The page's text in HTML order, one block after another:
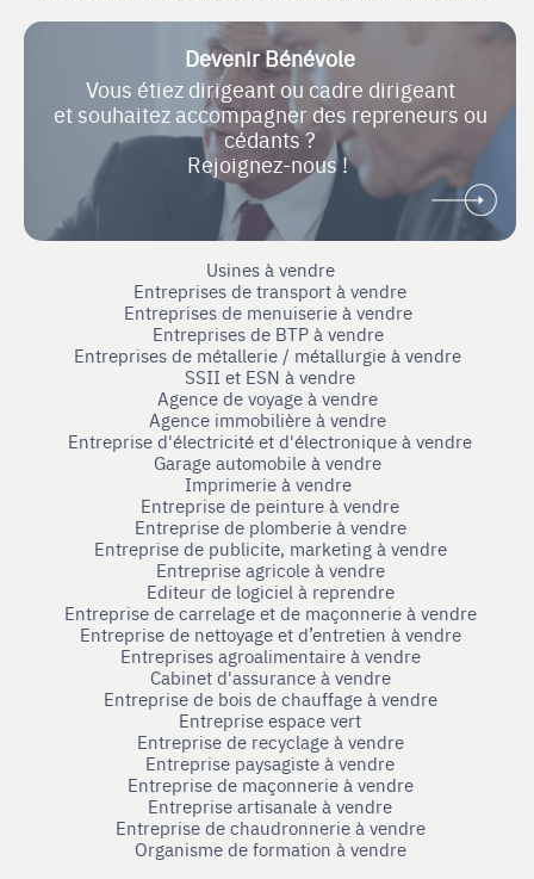
Devenir Bénévole
Vous étiez dirigeant ou cadre dirigeant
et souhaitez accompagner des repreneurs ou
cédants ?
Rejoignez-nous !
Usines à vendre
Entreprises de transport à vendre
Entreprises de menuiserie à vendre
Entreprises de BTP à vendre
Entreprises de métallerie / métallurgie à vendre
SSII et ESN à vendre
Agence de voyage à vendre
Agence immobilière à vendre
Entreprise d'électricité et d'électronique à vendre
Garage automobile à vendre
Imprimerie à vendre
Entreprise de peinture à vendre
Entreprise de plomberie à vendre
Entreprise de publicite, marketing à vendre
Entreprise agricole à vendre
Editeur de logiciel à reprendre
Entreprise de carrelage et de maçonnerie à vendre
Entreprise de nettoyage et d’entretien à vendre
Entreprises agroalimentaire à vendre
Cabinet d'assurance à vendre
Entreprise de bois de chauffage à vendre
Entreprise espace vert
Entreprise de recyclage à vendre
Entreprise paysagiste à vendre
Entreprise de maçonnerie à vendre
Entreprise artisanale à vendre
Entreprise de chaudronnerie à vendre
Organisme de formation à vendre